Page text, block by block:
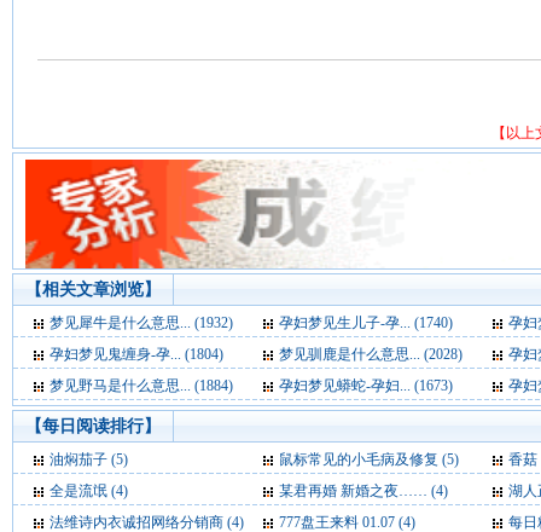
【以
【相关文章浏览】
梦见犀牛是什么意思... (1932) 孕妇梦见生儿子-孕... (1740)
孕妇
孕妇梦见鬼缠身-孕... (1804)
梦见驯鹿是什么意思... (2028)
孕妇
梦见野马是什么意思... (1884)
孕妇梦见蟒蛇-孕妇... (1673) 孕妇
【每日阅读排行】
油焖茄子 (5) 鼠标常见的小毛病及修复 (5)
香菇
全是流氓 (4)
某君再婚 新婚之夜…… (4)
湖人正
法维诗内衣诚招网络分销商 (4)
777盘王来料 01.07 (4) 每日